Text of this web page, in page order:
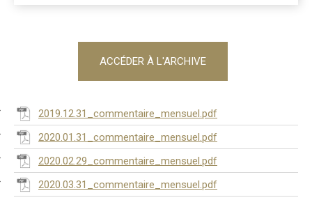
ACCÉDER À L'ARCHIVE
2019.12.31_commentaire_mensuel.pdf
2020.01.31_commentaire_mensuel.pdf
2020.02.29_commentaire_mensuel.pdf
2020.03.31_commentaire_mensuel.pdf